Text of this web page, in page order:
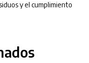
y el cumplimiento